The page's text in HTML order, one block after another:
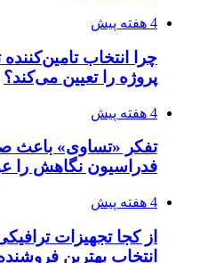
4 هفته پیش
برق، ضامن پایداری
۱۴۰۵/۰۴/۱۸
راه اندازی مرغداری؛
طرح توجیهی
۱۴۰۵/۰۴/۱۸
۱۴۲۰؛ راه ارتباطی بیمه شدگان تأمین‌اجتماعی